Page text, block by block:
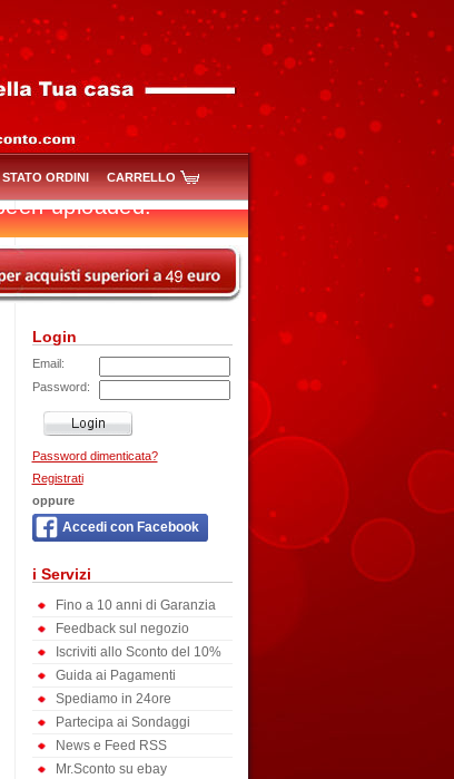
STATO ORDINI CARRELLO
Login
Email:
Password:
Password dimenticata?
Registrati
oppure
Accedi con Facebook
i Servizi
Fino a 10 anni di Garanzia
Feedback sul negozio
Iscriviti allo Sconto del 10%
Guida ai Pagamenti
Spediamo in 24ore
Partecipa ai Sondaggi
News e Feed RSS
Mr.Sconto su ebay